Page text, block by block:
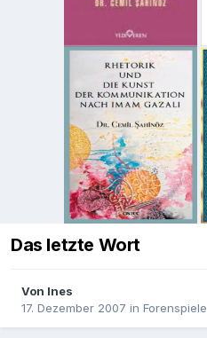
Das letzte Wort
Von Ines
17. Dezember 2007 in Forenspiele